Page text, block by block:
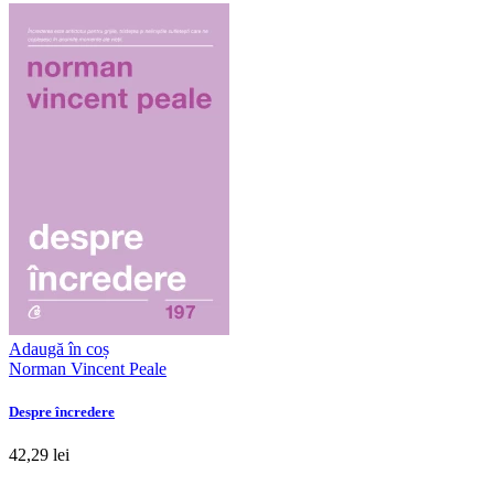
Adaugă în coș
Norman Vincent Peale
Despre încredere
42,29 lei